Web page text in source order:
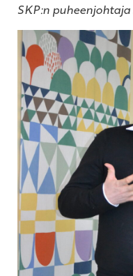
SKP:n puheenjohtaja